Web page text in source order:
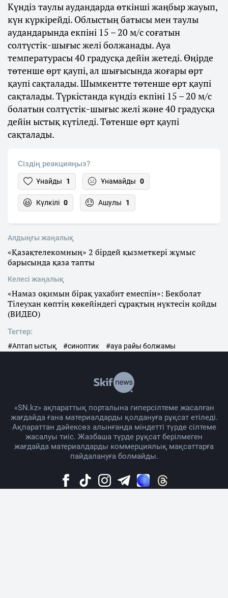
Күндіз таулы аудандарда өткінші жаңбыр жауып,
күн күркірейді. Облыстың батысы мен таулы
аудандарында екпіні 15 – 20 м/с соғатын
солтүстік-шығыс желі болжанады. Ауа
температурасы 40 градусқа дейін жетеді. Өңірде
төтенше өрт қаупі, ал шығысында жоғары өрт
қаупі сақталады. Шымкентте төтенше өрт қаупі
сақталады. Түркістанда күндіз екпіні 15 – 20 м/с
болатын солтүстік-шығыс желі және 40 градусқа
дейін ыстық күтіледі. Төтенше өрт қаупі
сақталады.
Сіздің реакцияңыз?
Ұнайды 1 Ұнамайды 0
Күлкілі 0 Ашулы 1
Алдыңғы жаңалық
«Қазақтелекомның» 2 бірдей қызметкері жұмыс
барысында қаза тапты
Келесі жаңалық
«Намаз оқимын бірақ уахабит емеспін»: Бекболат
Тілеухан көптің көкейіндегі сұрақтың нүктесін қойды
(ВИДЕО)
Тегтер:
#Аптап ыстық #синоптик #ауа райы болжамы
«SN.kz» ақпараттық порталына гиперсілтеме жасалған
жағдайда ғана материалдарды қолдануға рұқсат етіледі.
Ақпараттан дәйексөз алынғанда міндетті түрде сілтеме
жасалуы тиіс. Жазбаша түрде рұқсат берілмеген
жағдайда материалдарды коммерциялық мақсаттарға
пайдалануға болмайды.